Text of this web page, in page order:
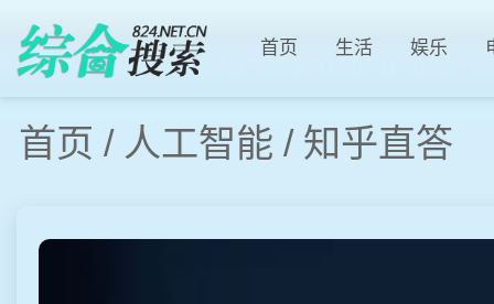
首页 生活 娱乐
首页 / 人工智能 / 知乎直答